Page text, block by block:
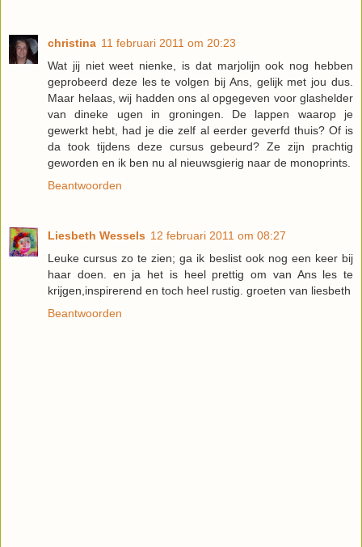
christina 11 februari 2011 om 20:23
Wat jij niet weet nienke, is dat marjolijn ook nog hebben
geprobeerd deze les te volgen bij Ans, gelijk met jou dus.
Maar helaas, wij hadden ons al opgegeven voor glashelder
van dineke ugen in groningen. De lappen waarop je
gewerkt hebt, had je die zelf al eerder geverfd thuis? Of is
da took tijdens deze cursus gebeurd? Ze zijn prachtig
geworden en ik ben nu al nieuwsgierig naar de monoprints.
Beantwoorden
Liesbeth Wessels 12 februari 2011 om 08:27
Leuke cursus zo te zien; ga ik beslist ook nog een keer bij
haar doen. en ja het is heel prettig om van Ans les te
krijgen,inspirerend en toch heel rustig. groeten van liesbeth
Beantwoorden